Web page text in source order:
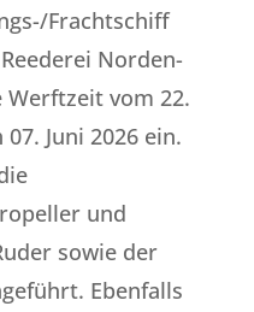
Frachtschiff
Reederei Norden-
Werftzeit vom 22.
Juni 2026 ein.
und
sowie der
Ebenfalls